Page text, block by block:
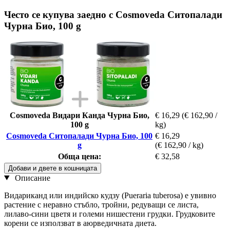
Често се купува заедно с Cosmoveda Ситопалади
Чурна Био, 100 g
Cosmoveda Видари Канда Чурна Био,
100 g
€ 16,29 (€ 162,90 /
kg)
Cosmoveda Ситопалади Чурна Био, 100
g
€ 16,29
(€ 162,90 / kg)
Обща цена:
€ 32,58
Добави и двете в кошницата
Описание
Видариканд или индийско кудзу (Pueraria tuberosa) е увивно
растение с неравно стъбло, тройни, редуващи се листа,
лилаво-сини цветя и големи нишестени грудки. Грудковите
корени се използват в аюрведичната диета.